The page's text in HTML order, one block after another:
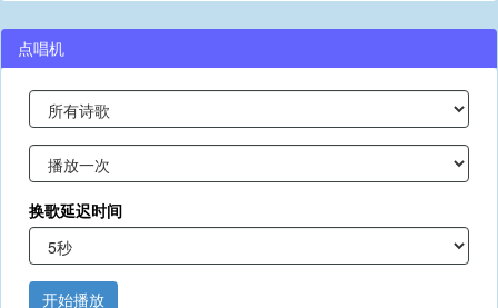
点唱机
换歌延迟时间
开始播放